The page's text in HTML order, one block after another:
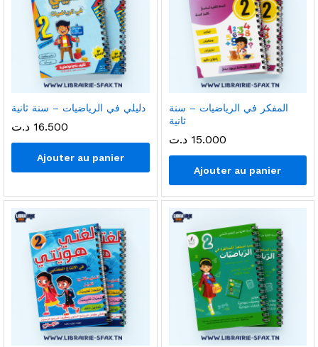
دليلي في الرياضيات – سنة ثانية
16.500 د.ت
Ajouter au panier
المفكر في الرياضيات – سنة
ثانية
15.000 د.ت
Ajouter au panier